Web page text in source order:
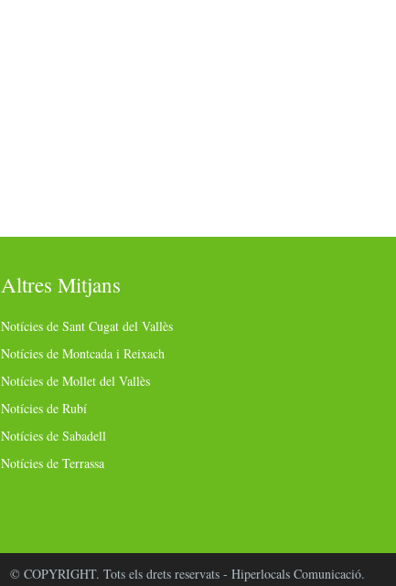
Altres Mitjans
Notícies de Sant Cugat del Vallès
Notícies de Montcada i Reixach
Notícies de Mollet del Vallès
Notícies de Rubí
Notícies de Sabadell
Notícies de Terrassa
© COPYRIGHT. Tots els drets reservats - Hiperlocals Comunicació.